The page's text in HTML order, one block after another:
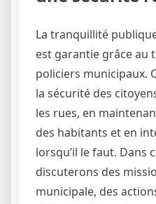
La tranquillité
est garantie grâce au
policiers municipaux.
la sécurité des
les rues, en
des habitants et en
lorsqu’il le faut. Dans
discuterons des
municipale, des